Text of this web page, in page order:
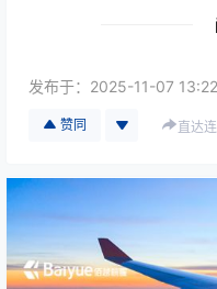
需优先选择直飞航
航班票价、商务舱
运舱位。
门到门急件服务
包含取件、报关、
发布于： 2025-11-07
赞同 直达